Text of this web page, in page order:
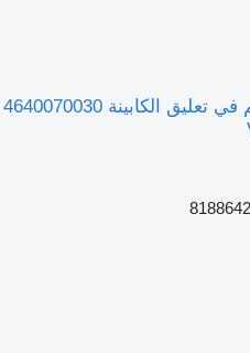
صمام الهواء Volvo صمام التحكم في تعليق الكابينة 4640070030